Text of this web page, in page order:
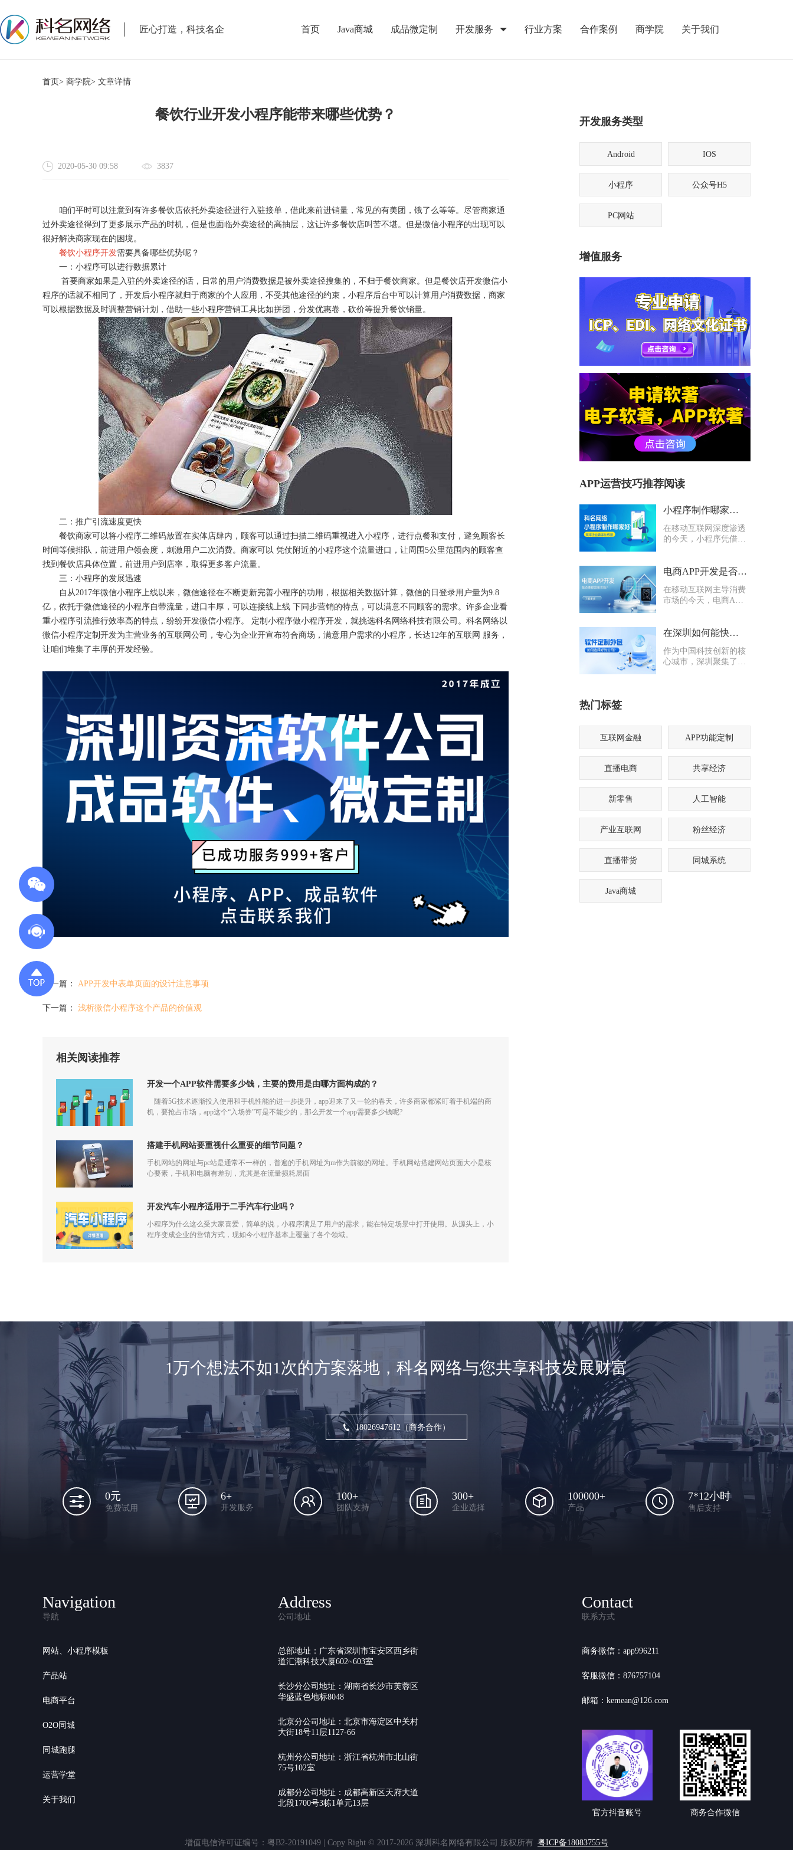
匠心打造，科技名企 首页 Java商城 成品微定制 开发服务 行业方案 合作案例 商学院 关于我们
首页> 商学院> 文章详情
餐饮行业开发小程序能带来哪些优势？
2020-05-30 09:58 3837
咱们平时可以注意到有许多餐饮店依托外卖途径进行入驻接单，借此来前进销量，常见的有美团，饿了么等等。尽管商家通
过外卖途径得到了更多展示产品的时机，但是也面临外卖途径的高抽层，这让许多餐饮店叫苦不堪。但是微信小程序的出现可以
很好解决商家现在的困境。
餐饮小程序开发需要具备哪些优势呢？
一：小程序可以进行数据累计
首要商家如果是入驻的外卖途径的话，日常的用户消费数据是被外卖途径搜集的，不归于餐饮商家。但是餐饮店开发微信小
程序的话就不相同了，开发后小程序就归于商家的个人应用，不受其他途径的约束，小程序后台中可以计算用户消费数据，商家
可以根据数据及时调整营销计划，借助一些小程序营销工具比如拼团，分发优惠卷，砍价等提升餐饮销量。
二：推广引流速度更快
餐饮商家可以将小程序二维码放置在实体店肆内，顾客可以通过扫描二维码重视进入小程序，进行点餐和支付，避免顾客长
时间等候排队，前进用户领会度，刺激用户二次消费。商家可以 凭仗附近的小程序这个流量进口，让周围 5公里范围内的顾客查
找到餐饮店具体位置，前进用户到店率，取得更多客户流量。
三：小程序的发展迅速
自从2017年微信小程序上线以来，微信途径在不断更新完善小程序的功用，根据相关数据计算，微信的日登录用户量为9.8
亿，依托于微信途径的小程序自带流量，进口丰厚，可以连接线上线 下同步营销的特点，可以满意不同顾客的需求。许多企业看
重小程序引流推行效率高的特点，纷纷开发微信小程序。 定制小程序做小程序开发，就挑选科名网络科技有限公司。科名网络以
微信小程序定制开发为主营业务的互联网公司，专心为企业开宣布符合商场，满意用户需求的小程序，长达12年的互联网 服务，
让咱们堆集了丰厚的开发经验。
上一篇： APP开发中表单页面的设计注意事项
下一篇： 浅析微信小程序这个产品的价值观
相关阅读推荐
开发一个APP软件需要多少钱，主要的费用是由哪方面构成的？
随着5G技术逐渐投入使用和手机性能的进一步提升，app迎来了又一轮的春天，许多商家都紧盯着手机端的商
机，要抢占市场，app这个“入场券”可是不能少的，那么开发一个app需要多少钱呢?
搭建手机网站要重视什么重要的细节问题？
手机网站的网址与pc站是通常不一样的，普遍的手机网址为m作为前缀的网址。手机网站搭建网站页面大小是核
心要素，手机和电脑有差别，尤其是在流量损耗层面
开发汽车小程序适用于二手汽车行业吗？
小程序为什么这么受大家喜爱，简单的说，小程序满足了用户的需求，能在特定场景中打开使用。从源头上，小
程序变成企业的营销方式，现如今小程序基本上覆盖了各个领域。
开发服务类型
Android IOS
小程序 公众号H5
PC网站
增值服务
APP运营技巧推荐阅读
小程序制作哪家好？科名网络用专业筑牢企业数字化根基
在移动互联网深度渗透
的今天，小程序凭借轻
打通线上渠道、沉淀私
论是初创商户还是成熟
企业，都纷纷布局小程
电商APP开发是否要多做营销功能
在移动互联网主导消费
市场的今天，电商APP
体。不少企业在开发电
个两难困境：电商APP
开发是否要多做营销功
在深圳如何能快速找到一家优质的软件定制外包公司
作为中国科技创新的核
心城市，深圳聚集了海
司时，常常陷入“选择
热门标签
互联网金融 APP功能定制
直播电商 共享经济
新零售 人工智能
产业互联网 粉丝经济
直播带货 同城系统
Java商城
1万个想法不如1次的方案落地，科名网络与您共享科技发展财富
18026947612（商务合作）
0元
免费试用
6+
开发服务
100+
团队支持
300+
企业选择
100000+
产品
7*12小时
售后支持
Navigation
导航
网站、小程序模板
产品站
电商平台
O2O同城
同城跑腿
运营学堂
关于我们
Address
公司地址
总部地址：广东省深圳市宝安区西乡街
道汇潮科技大厦602~603室
长沙分公司地址：湖南省长沙市芙蓉区
华盛蓝色地标8048
北京分公司地址：北京市海淀区中关村
大街18号11层1127-66
杭州分公司地址：浙江省杭州市北山街
75号102室
成都分公司地址：成都高新区天府大道
北段1700号3栋1单元13层
Contact
联系方式
商务微信：app996211
客服微信：876757104
邮箱：kemean@126.com
官方抖音账号 商务合作微信
增值电信许可证编号：粤B2-20191049 | Copy Right © 2017-2026 深圳科名网络有限公司 版权所有 粤ICP备18083755号
获得产品报价方案
1万个想法不如1次的方案落地
扫码添加[商务总监]沟通方案
扫码沟通